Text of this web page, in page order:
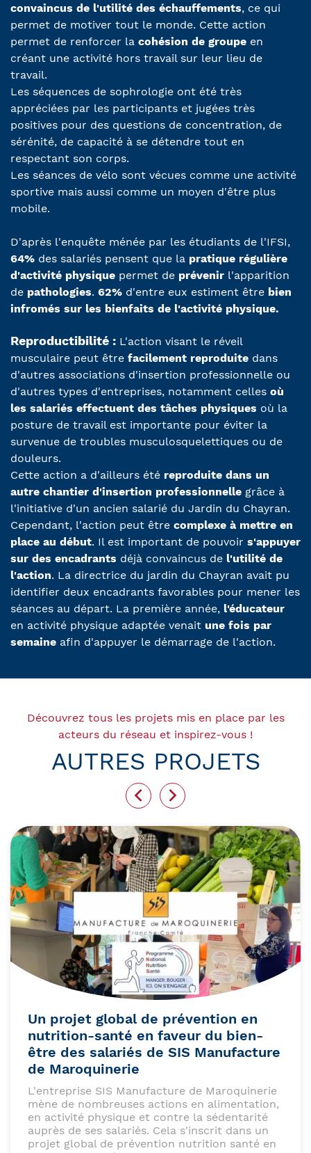
convaincus de l'utilité des échauffements, ce qui
permet de motiver tout le monde. Cette action
permet de renforcer la cohésion de groupe en
créant une activité hors travail sur leur lieu de
travail.
Les séquences de sophrologie ont été très
appréciées par les participants et jugées très
positives pour des questions de concentration, de
sérénité, de capacité à se détendre tout en
respectant son corps.
Les séances de vélo sont vécues comme une activité
sportive mais aussi comme un moyen d'être plus
mobile.
D'après l'enquête ménée par les étudiants de l'IFSI,
64% des salariés pensent que la pratique régulière
d'activité physique permet de prévenir l'apparition
de pathologies. 62% d'entre eux estiment être bien
infromés sur les bienfaits de l'activité physique.
Reproductibilité : L'action visant le réveil
musculaire peut être facilement reproduite dans
d'autres associations d'insertion professionnelle ou
d'autres types d'entreprises, notamment celles où
les salariés effectuent des tâches physiques où la
posture de travail est importante pour éviter la
survenue de troubles musculosquelettiques ou de
douleurs.
Cette action a d'ailleurs été reproduite dans un
autre chantier d'insertion professionnelle grâce à
l'initiative d'un ancien salarié du Jardin du Chayran.
Cependant, l'action peut être complexe à mettre en
place au début. Il est important de pouvoir s'appuyer
sur des encadrants déjà convaincus de l'utilité de
l'action. La directrice du jardin du Chayran avait pu
identifier deux encadrants favorables pour mener les
séances au départ. La première année, l'éducateur
en activité physique adaptée venait une fois par
semaine afin d'appuyer le démarrage de l'action.
Découvrez tous les projets mis en place par les
acteurs du réseau et inspirez-vous !
AUTRES PROJETS
Un projet global de prévention en
nutrition-santé en faveur du bien-
être des salariés de SIS Manufacture
de Maroquinerie
L'entreprise SIS Manufacture de Maroquinerie
mène de nombreuses actions en alimentation,
en activité physique et contre la sédentarité
auprès de ses salariés. Cela s'inscrit dans un
projet global de prévention nutrition santé en